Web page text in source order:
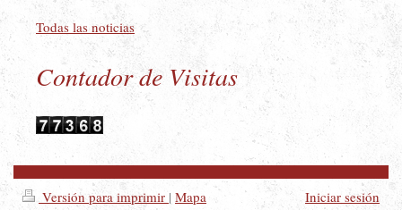
Todas las noticias
Contador de Visitas
Versión para imprimir | Mapa
Iniciar sesión